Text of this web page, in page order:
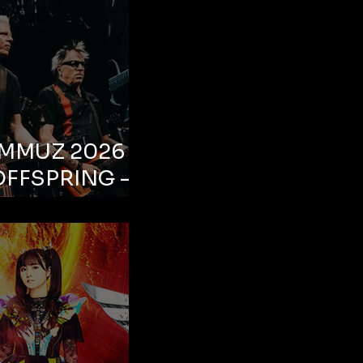
2026 –
–
Life Park